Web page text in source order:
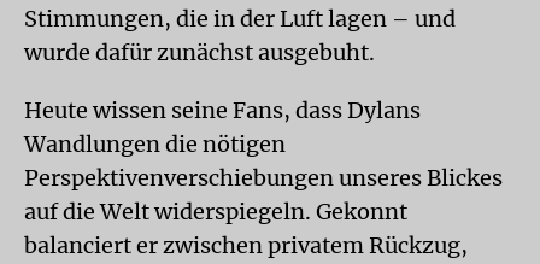
Stimmungen, die in der Luft lagen – und
wurde dafür zunächst ausgebuht.
Heute wissen seine Fans, dass Dylans
Wandlungen die nötigen
Perspektivenverschiebungen unseres Blickes
auf die Welt widerspiegeln. Gekonnt
balanciert er zwischen privatem Rückzug,